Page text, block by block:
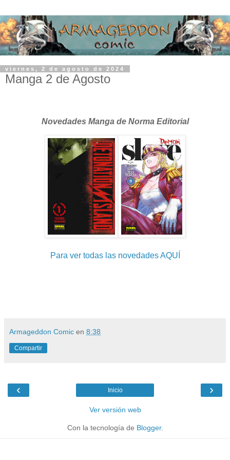
viernes, 2 de agosto de 2024
Manga 2 de Agosto
Novedades Manga de Norma Editorial
Para ver todas las novedades AQUÍ
Armageddon Comic en 8:38
Compartir
‹ ›
Inicio
Ver versión web
Con la tecnología de Blogger.